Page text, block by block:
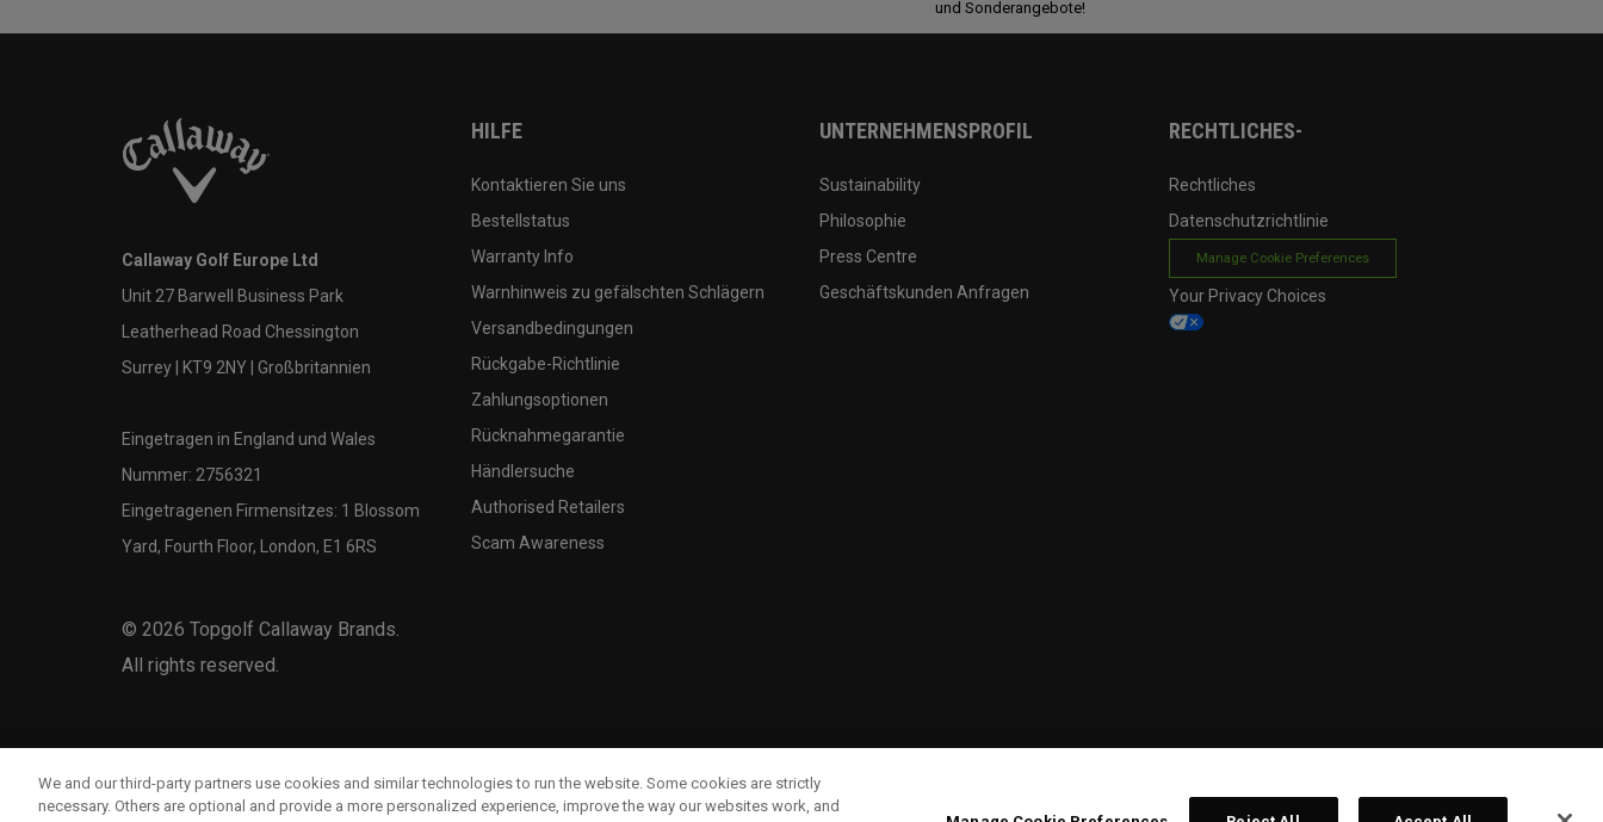
und Sonderangebote!
Callaway Golf Europe Ltd
Unit 27 Barwell Business Park
Leatherhead Road Chessington
Surrey | KT9 2NY | Großbritannien
Eingetragen in England und Wales
Nummer: 2756321
Eingetragenen Firmensitzes: 1 Blossom
Yard, Fourth Floor, London, E1 6RS
© 2026 Topgolf Callaway Brands.
All rights reserved.
HILFE
Kontaktieren Sie uns
Bestellstatus
Warranty Info
Warnhinweis zu gefälschten Schlägern
Versandbedingungen
Rückgabe-Richtlinie
Zahlungsoptionen
Rücknahmegarantie
Händlersuche
Authorised Retailers
Scam Awareness
UNTERNEHMENSPROFIL
Sustainability
Philosophie
Press Centre
Geschäftskunden Anfragen
RECHTLICHES-
Rechtliches
Datenschutzrichtlinie
Manage Cookie Preferences
Your Privacy Choices
We and our third-party partners use cookies and similar technologies to run the website. Some cookies are strictly
necessary. Others are optional and provide a more personalized experience, improve the way our websites work, and